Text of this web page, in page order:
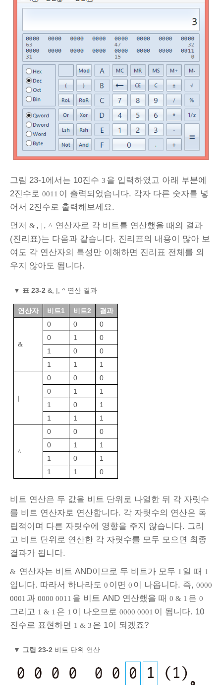
그림 23‑1에서는 10진수 3 을 입력하였고 아래 부분에
2진수로 0011 이 출력되었습니다. 각자 다른 숫자를 넣
어서 2진수로 출력해보세요.
먼저 & , | , ^ 연산자로 각 비트를 연산했을 때의 결과
(진리표)는 다음과 같습니다. 진리표의 내용이 많아 보
여도 각 연산자의 특성만 이해하면 진리표 전체를 외
우지 않아도 됩니다.
▼ 표 23‑2&, |, ^ 연산 결과
연산자 비트1 비트2 결과
&
0 0
0
0
1
0
1
0
0
1
1 1
|
0 0
0
0
1
1
1
0
1
1
1 1
^
0 0
0
0
1
1
1
0
1
1
1 0
비트 연산은 두 값을 비트 단위로 나열한 뒤 각 자릿수
를 비트 연산자로 연산합니다. 각 자릿수의 연산은 독
립적이며 다른 자릿수에 영향을 주지 않습니다. 그리
고 비트 단위로 연산한 각 자릿수를 모두 모으면 최종
결과가 됩니다.
& 연산자는 비트 AND이므로 두 비트가 모두 1 일 때 1
입니다. 따라서 하나라도 0 이면 0 이 나옵니다. 즉, 0000
0001 과 0000 0011 을 비트 AND 연산했을 때 0 & 1 은 0
그리고 1 & 1 은 1 이 나오므로 0000 0001 이 됩니다. 10
진수로 표현하면 1 & 3 은 1이 되겠죠?
▼ 그림 23‑2 비트 단위 연산